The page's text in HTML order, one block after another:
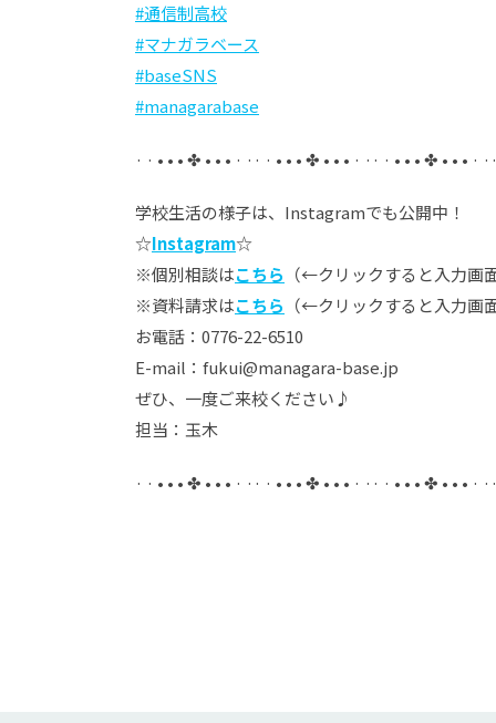
#通信制高校
#マナガラベース
#baseSNS
#managarabase
· · • • • ✤ • • • · ·· · • • • ✤ • • • · ·· · • • • ✤ • • • ·
学校生活の様子は、Instagramでも公開中！
☆Instagram☆
※個別相談はこちら （←クリックすると入力画
※資料請求はこちら （←クリックすると入力画
お電話：0776-22-6510
E-mail：fukui@managara-base.jp
ぜひ、一度ご来校ください♪
担当：玉木
· · • • • ✤ • • • · ·· · • • • ✤ • • • · ·· · • • • ✤ • • • ·